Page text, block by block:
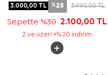
3.000,00 TL %25 3.990,00TL
Sepette %30 2.100,00 TL
2 ve üzeri +% 20 indirim